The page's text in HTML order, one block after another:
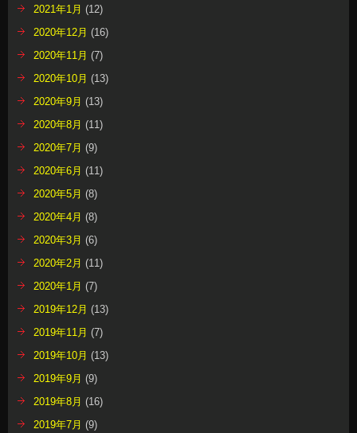
2021年1月 (12)
2020年12月 (16)
2020年11月 (7)
2020年10月 (13)
2020年9月 (13)
2020年8月 (11)
2020年7月 (9)
2020年6月 (11)
2020年5月 (8)
2020年4月 (8)
2020年3月 (6)
2020年2月 (11)
2020年1月 (7)
2019年12月 (13)
2019年11月 (7)
2019年10月 (13)
2019年9月 (9)
2019年8月 (16)
2019年7月 (9)